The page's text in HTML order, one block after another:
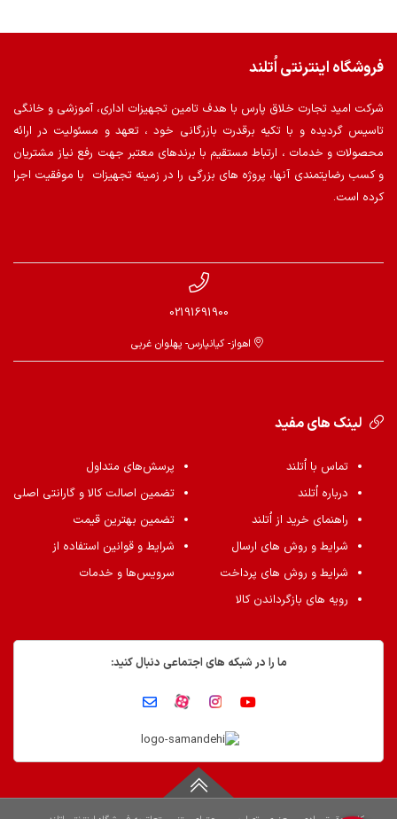
فروشگاه اینترنتی اُتلند
شرکت امید تجارت خلاق پارس با هدف تامین تجهیزات اداری، آموزشی و خانگی
تاسیس گردیده و با تکیه برقدرت بازرگانی خود ، تعهد و مسئولیت در ارائه
محصولات و خدمات ، ارتباط مستقیم با برندهای معتبر جهت رفع نیاز مشتریان
و کسب رضایتمندی آنها، پروژه های بزرگی را در زمینه تجهیزات با موفقیت اجرا
کرده است.
02191691900
اهواز- کیانپارس- پهلوان غربی
لینک های مفید
تماس با اُتلند
درباره اُتلند
راهنمای خرید از اُتلند
شرایط و روش های ارسال
شرایط و روش های پرداخت
رویه های بازگرداندن کالا
پرسش‌های متداول
تضمین اصالت کالا و گارانتی اصلی
تضمین بهترین قیمت
شرایط و قوانین استفاده از
سرویس‌ها و خدمات
ما را در شبکه های اجتماعی دنبال کنید: